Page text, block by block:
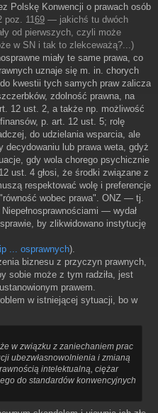
Polskę Konwencji o prawach osób
poz. 1169 — jakichś tu dwóch
od pierwszych, czyli może
w SN i tak to zlekceważą?...)
miały te same prawa, co
uznaje się m. in. chorych
kwestii tych samych praw zalicza
zdolność prawna, na
12 ust. 2, a także np. możliwość
p. art. 12 ust. 5; rolę
do udzielania wsparcia, ale
decydowaniu lub prawa weta, gdyż
gdy wola chorego psychicznie
ust. 4 głosi, że środki związane z
respektować wolę i preferencje
wobec prawa". ONZ — tj.
— wydał
by zlikwidowano instytucję
... osprawnych).
biznesu z przyczyn prawnych,
sobie może z tym radziła, jest
prawem.
w istniejącej sytuacji, bo w
w związku z zaniechaniem prac
ubezwłasnowolnienia i zmianą
intelektualną, ciężar
do standardów konwencyjnych